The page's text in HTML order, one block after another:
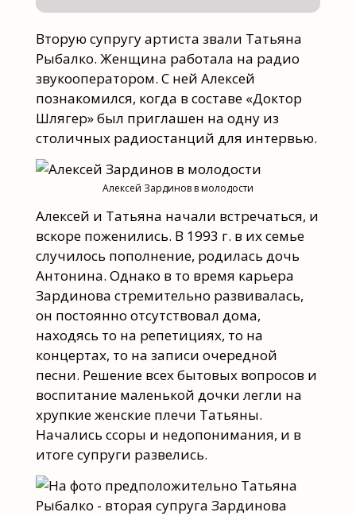
Вторую супругу артиста звали Татьяна
Рыбалко. Женщина работала на радио
звукооператором. С ней Алексей
познакомился, когда в составе «Доктор
Шлягер» был приглашен на одну из
столичных радиостанций для интервью.
Алексей Зардинов в молодости
Алексей и Татьяна начали встречаться, и
вскоре поженились. В 1993 г. в их семье
случилось пополнение, родилась дочь
Антонина. Однако в то время карьера
Зардинова стремительно развивалась,
он постоянно отсутствовал дома,
находясь то на репетициях, то на
концертах, то на записи очередной
песни. Решение всех бытовых вопросов и
воспитание маленькой дочки легли на
хрупкие женские плечи Татьяны.
Начались ссоры и недопонимания, и в
итоге супруги развелись.